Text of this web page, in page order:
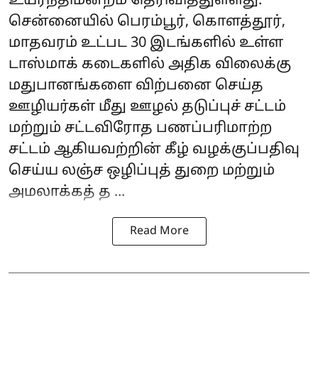
சென்னையில் பெரம்பூர், கொளத்தூர்,
மாதவரம் உட்பட 30 இடங்களில் உள்ள
டாஸ்மாக் கடைகளில் அதிக விலைக்கு
மதுபானங்களை விற்பனை செய்த
ஊழியர்கள் மீது ஊழல் தடுப்புச் சட்டம்
மற்றும் சட்டவிரோத பணப்பரிமாற்ற
சட்டம் ஆகியவற்றின் கீழ் வழக்குப்பதிவு
செய்ய லஞ்ச ஒழிப்புத் துறை மற்றும்
அமலாக்கத் த ...
Read More